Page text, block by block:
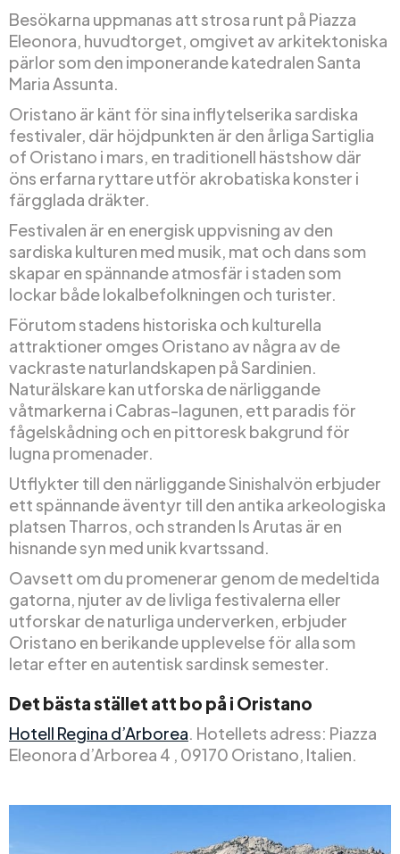
Besökarna uppmanas att strosa runt på Piazza
Eleonora, huvudtorget, omgivet av arkitektoniska
pärlor som den imponerande katedralen Santa
Maria Assunta.
Oristano är känt för sina inflytelserika sardiska
festivaler, där höjdpunkten är den årliga Sartiglia
of Oristano i mars, en traditionell hästshow där
öns erfarna ryttare utför akrobatiska konster i
färgglada dräkter.
Festivalen är en energisk uppvisning av den
sardiska kulturen med musik, mat och dans som
skapar en spännande atmosfär i staden som
lockar både lokalbefolkningen och turister.
Förutom stadens historiska och kulturella
attraktioner omges Oristano av några av de
vackraste naturlandskapen på Sardinien.
Naturälskare kan utforska de närliggande
våtmarkerna i Cabras-lagunen, ett paradis för
fågelskådning och en pittoresk bakgrund för
lugna promenader.
Utflykter till den närliggande Sinishalvön erbjuder
ett spännande äventyr till den antika arkeologiska
platsen Tharros, och stranden Is Arutas är en
hisnande syn med unik kvartssand.
Oavsett om du promenerar genom de medeltida
gatorna, njuter av de livliga festivalerna eller
utforskar de naturliga underverken, erbjuder
Oristano en berikande upplevelse för alla som
letar efter en autentisk sardinsk semester.
Det bästa stället att bo på i Oristano
Hotell Regina d’Arborea . Hotellets adress: Piazza
Eleonora d’Arborea 4 , 09170 Oristano, Italien.